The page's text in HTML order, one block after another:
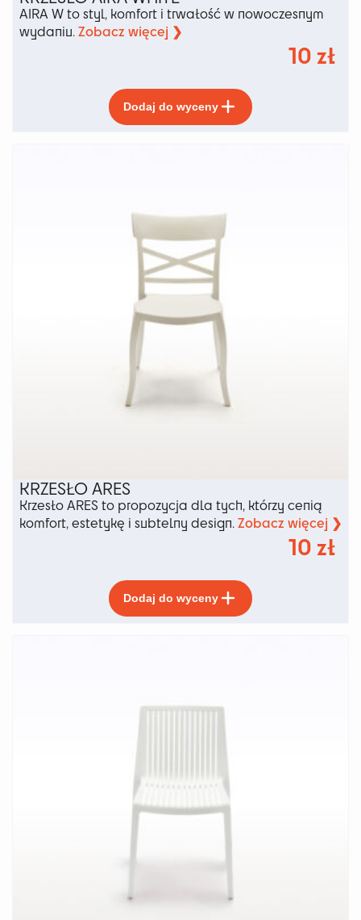
AIRA W to styl, komfort i trwałość w nowoczesnym
wydaniu. Zobacz więcej ❯
10 zł
Dodaj do wyceny
produkt
ma
wybrać
stronie
produktu
KRZESŁO ARES
Krzesło ARES to propozycja dla tych, którzy cenią
komfort, estetykę i subtelny design. Zobacz więcej ❯
10 zł
Dodaj do wyceny
produkt
ma
wybrać